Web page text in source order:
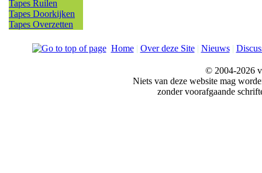
Tapes Ruilen
Tapes Doorkijken
Tapes Overzetten
Home| Over deze Site| Nieuws|
© 2004-2026
Niets van deze website mag
zonder voorafgaande